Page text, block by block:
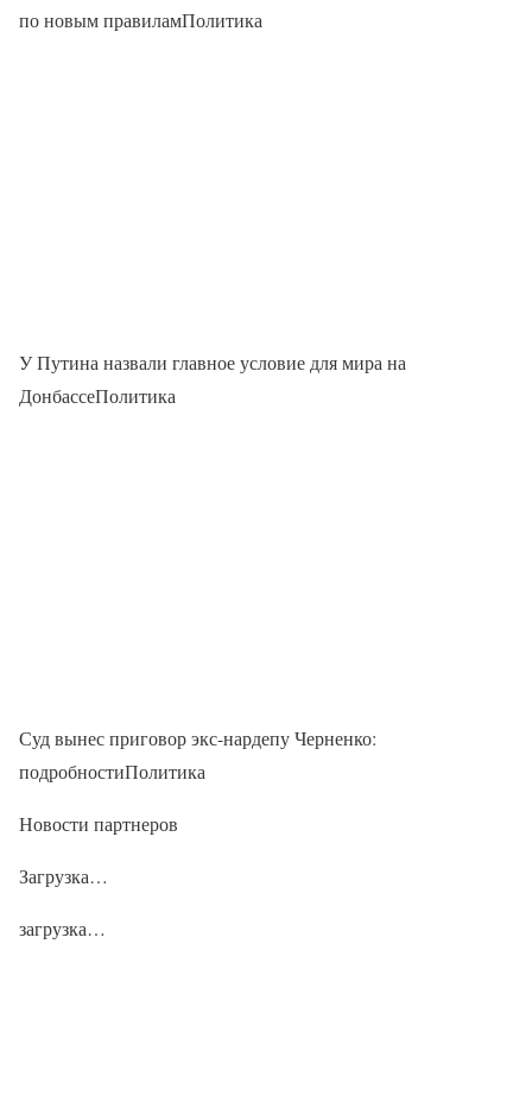
по новым правиламПолитика
У Путина назвали главное условие для мира на
ДонбассеПолитика
Суд вынес приговор экс-нардепу Черненко:
подробностиПолитика
Новости партнеров
Загрузка…
загрузка…